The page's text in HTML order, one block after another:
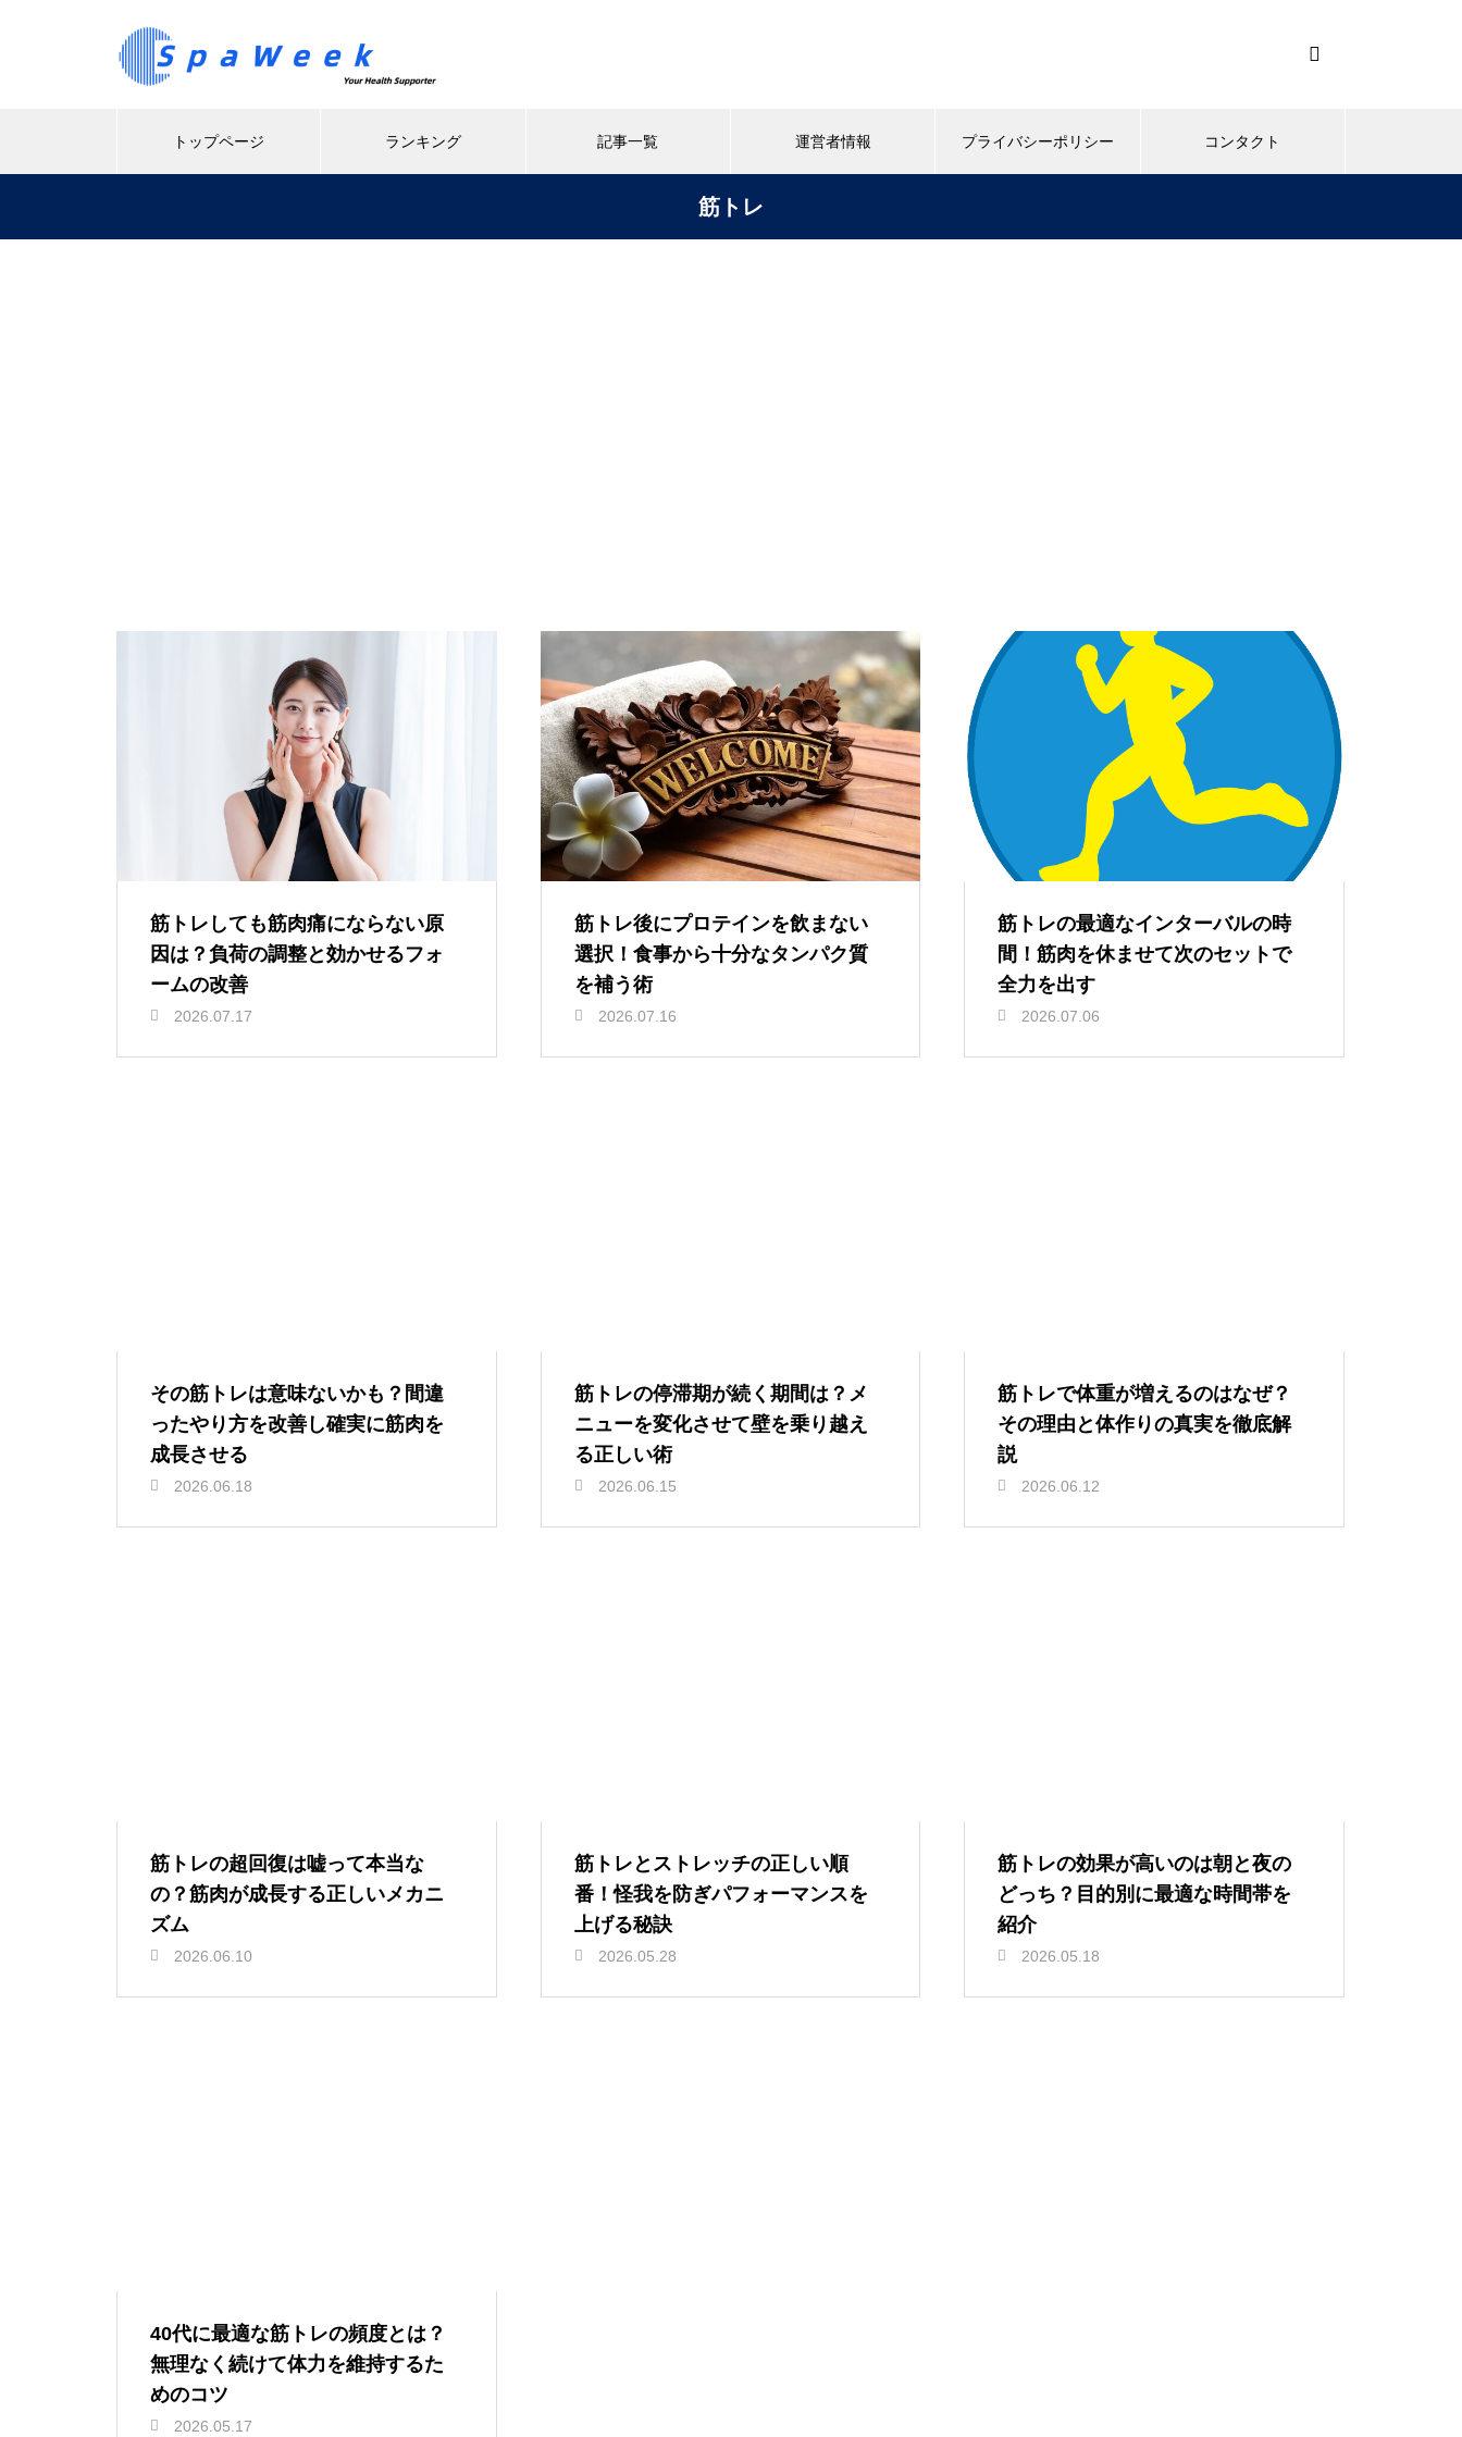
トップページ ランキング 記事一覧 運営者情報 プライバシーポリシー コンタクト
筋トレ
筋トレしても筋肉痛にならない原
因は？負荷の調整と効かせるフォ
ームの改善
2026.07.17
筋トレ後にプロテインを飲まない
選択！食事から十分なタンパク質
を補う術
2026.07.16
筋トレの最適なインターバルの時
間！筋肉を休ませて次のセットで
全力を出す
2026.07.06
その筋トレは意味ないかも？間違
ったやり方を改善し確実に筋肉を
成長させる
2026.06.18
筋トレの停滞期が続く期間は？メ
ニューを変化させて壁を乗り越え
る正しい術
2026.06.15
筋トレで体重が増えるのはなぜ？
その理由と体作りの真実を徹底解
説
2026.06.12
筋トレの超回復は嘘って本当な
の？筋肉が成長する正しいメカニ
ズム
2026.06.10
筋トレとストレッチの正しい順
番！怪我を防ぎパフォーマンスを
上げる秘訣
2026.05.28
筋トレの効果が高いのは朝と夜の
どっち？目的別に最適な時間帯を
紹介
2026.05.18
40代に最適な筋トレの頻度とは？
無理なく続けて体力を維持するた
めのコツ
2026.05.17